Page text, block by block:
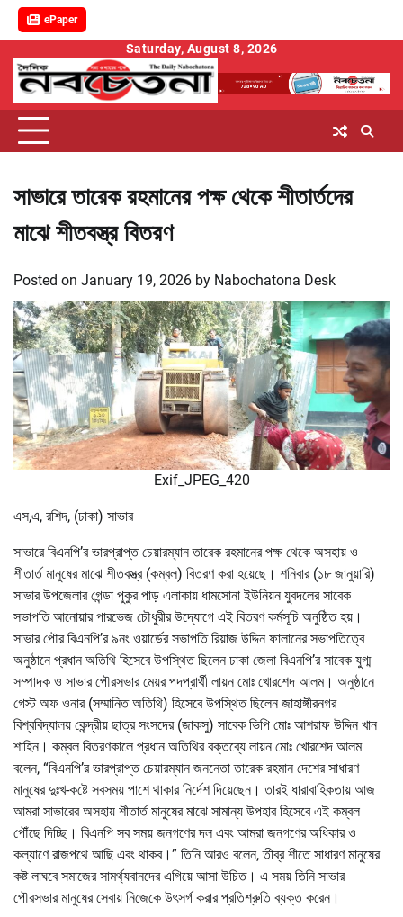
ePaper
content
Saturday, August 8, 2026
সাভারে তারেক রহমানের পক্ষ থেকে শীতার্তদের
মাঝে শীতবস্ত্র বিতরণ
Posted on January 19, 2026 by Nabochatona Desk
Exif_JPEG_420
এস,এ, রশিদ, (ঢাকা) সাভার
সাভারে বিএনপি’র ভারপ্রাপ্ত চেয়ারম্যান তারেক রহমানের পক্ষ থেকে অসহায় ও
শীতার্ত মানুষের মাঝে শীতবস্ত্র (কম্বল) বিতরণ করা হয়েছে। শনিবার (১৮ জানুয়ারি)
সাভার উপজেলার গেন্ডা পুকুর পাড় এলাকায় ধামসোনা ইউনিয়ন যুবদলের সাবেক
সভাপতি আনোয়ার পারভেজ চৌধুরীর উদ্যোগে এই বিতরণ কর্মসূচি অনুষ্ঠিত হয়।
সাভার পৌর বিএনপি’র ৯নং ওয়ার্ডের সভাপতি রিয়াজ উদ্দিন ফালানের সভাপতিত্বে
অনুষ্ঠানে প্রধান অতিথি হিসেবে উপস্থিত ছিলেন ঢাকা জেলা বিএনপি’র সাবেক যুগ্ম
সম্পাদক ও সাভার পৌরসভার মেয়র পদপ্রার্থী লায়ন মোঃ খোরশেদ আলম। অনুষ্ঠানে
গেস্ট অফ ওনার (সম্মানিত অতিথি) হিসেবে উপস্থিত ছিলেন জাহাঙ্গীরনগর
বিশ্ববিদ্যালয় কেন্দ্রীয় ছাত্র সংসদের (জাকসু) সাবেক ভিপি মোঃ আশরাফ উদ্দিন খান
শাহিন। কম্বল বিতরণকালে প্রধান অতিথির বক্তব্যে লায়ন মোঃ খোরশেদ আলম
বলেন, “বিএনপি’র ভারপ্রাপ্ত চেয়ারম্যান জননেতা তারেক রহমান দেশের সাধারণ
মানুষের দুঃখ-কষ্টে সবসময় পাশে থাকার নির্দেশ দিয়েছেন। তারই ধারাবাহিকতায় আজ
আমরা সাভারের অসহায় শীতার্ত মানুষের মাঝে সামান্য উপহার হিসেবে এই কম্বল
পৌঁছে দিচ্ছি। বিএনপি সব সময় জনগণের দল এবং আমরা জনগণের অধিকার ও
কল্যাণে রাজপথে আছি এবং থাকব।” তিনি আরও বলেন, তীব্র শীতে সাধারণ মানুষের
কষ্ট লাঘবে সমাজের সামর্থ্যবানদের এগিয়ে আসা উচিত। এ সময় তিনি সাভার
পৌরসভার মানুষের সেবায় নিজেকে উৎসর্গ করার প্রতিশ্রুতি ব্যক্ত করেন।